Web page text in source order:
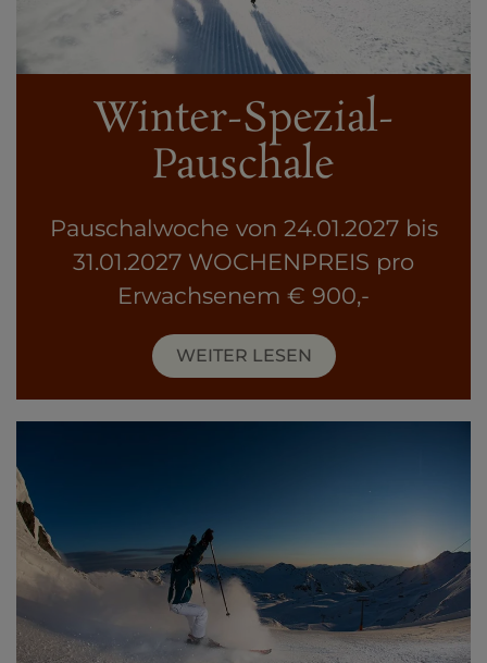
Winter-Spezial-
Pauschale
Pauschalwoche von 24.01.2027 bis
31.01.2027 WOCHENPREIS pro
Erwachsenem € 900,-
WEITER LESEN